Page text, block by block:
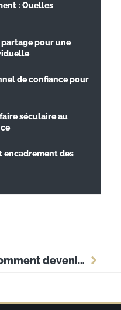
: Quelles
partage pour une
de confiance pour
séculaire au
encadrement des
Comment devenir chauffeur de taxi ? Les étapes essentielles à connaître